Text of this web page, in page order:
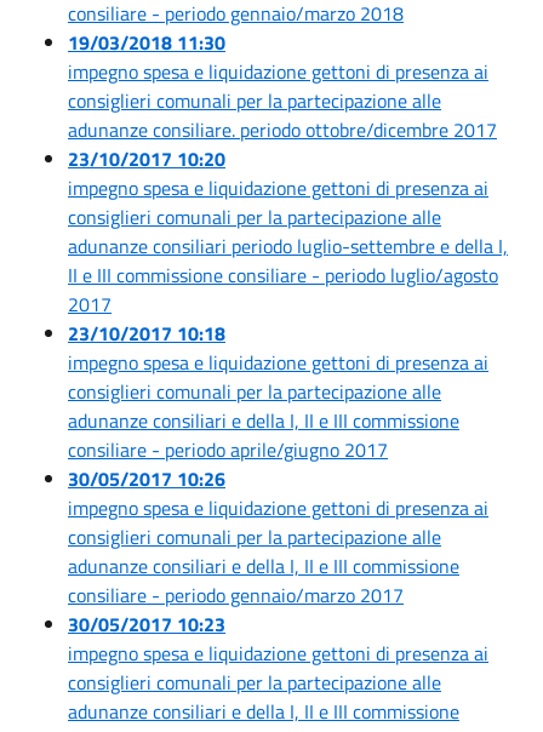
consiliare - periodo gennaio/marzo 2018
19/03/2018 11:30
impegno spesa e liquidazione gettoni di presenza ai
consiglieri comunali per la partecipazione alle
adunanze consiliare. periodo ottobre/dicembre 2017
23/10/2017 10:20
impegno spesa e liquidazione gettoni di presenza ai
consiglieri comunali per la partecipazione alle
adunanze consiliari periodo luglio-settembre e della I,
II e III commissione consiliare - periodo luglio/agosto
2017
23/10/2017 10:18
impegno spesa e liquidazione gettoni di presenza ai
consiglieri comunali per la partecipazione alle
adunanze consiliari e della I, II e III commissione
consiliare - periodo aprile/giugno 2017
30/05/2017 10:26
impegno spesa e liquidazione gettoni di presenza ai
consiglieri comunali per la partecipazione alle
adunanze consiliari e della I, II e III commissione
consiliare - periodo gennaio/marzo 2017
30/05/2017 10:23
impegno spesa e liquidazione gettoni di presenza ai
consiglieri comunali per la partecipazione alle
adunanze consiliari e della I, II e III commissione